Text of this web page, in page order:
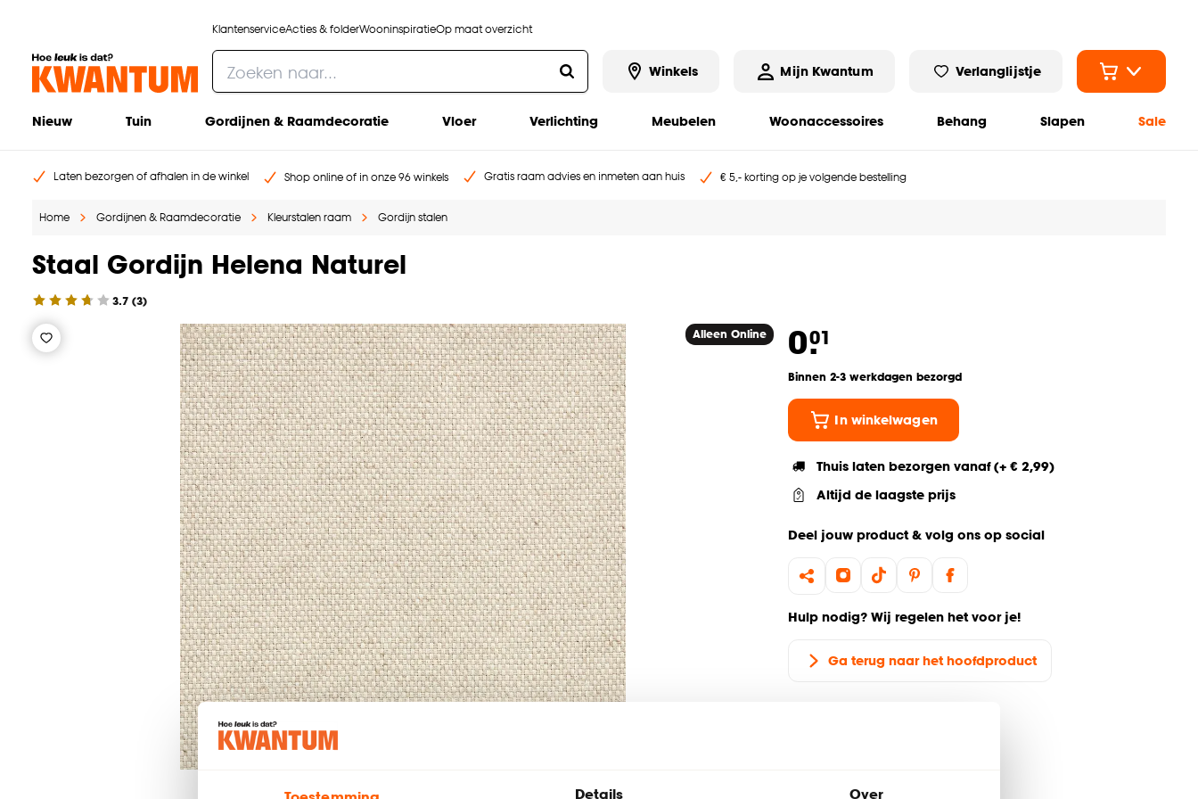
Details Over
KlantenserviceActies & folderWooninspiratieOp maat overzicht
Winkels Mijn Kwantum Verlanglijstje
Nieuw Tuin Gordijnen & Raamdecoratie Vloer Verlichting Meubelen Woonaccessoires Behang Slapen Sale
Laten bezorgen of afhalen in de winkel Shop online of in onze 96 winkels Gratis raam advies en inmeten aan huis € 5,- korting op je volgende bestelling
Home Gordijnen & Raamdecoratie Kleurstalen raam Gordijn stalen
Staal Gordijn Helena Naturel
3.7 (3)
Alleen Online 0.01
Binnen 2-3 werkdagen bezorgd
In winkelwagen
Thuis laten bezorgen vanaf (+ € 2,99)
Altijd de laagste prijs
Deel jouw product & volg ons op social
Hulp nodig? Wij regelen het voor je!
Ga terug naar het hoofdproduct